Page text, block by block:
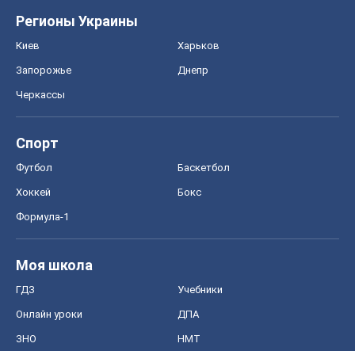
Регионы Украины
Киев Харьков
Запорожье Днепр
Черкассы
Спорт
Футбол Баскетбол
Хоккей Бокс
Формула-1
Моя школа
ГДЗ Учебники
Онлайн уроки ДПА
ЗНО НМТ